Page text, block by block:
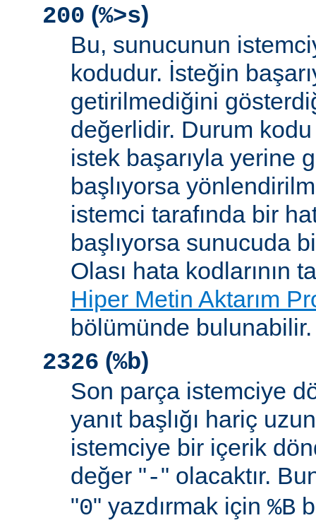
200 (%>s)
Bu, sunucunun
kodudur. İsteğin
getirilmediğini
değerlidir. Durum
istek başarıyla yerine
başlıyorsa
istemci tarafında bir
başlıyorsa sunucuda
Olası hata kodlarının
Hiper Metin Aktarım
bölümünde bulunabilir.
2326 (%b)
Son parça istemciye
yanıt başlığı hariç
istemciye bir içerik
değer "-" olacaktır.
"0" yazdırmak için %B